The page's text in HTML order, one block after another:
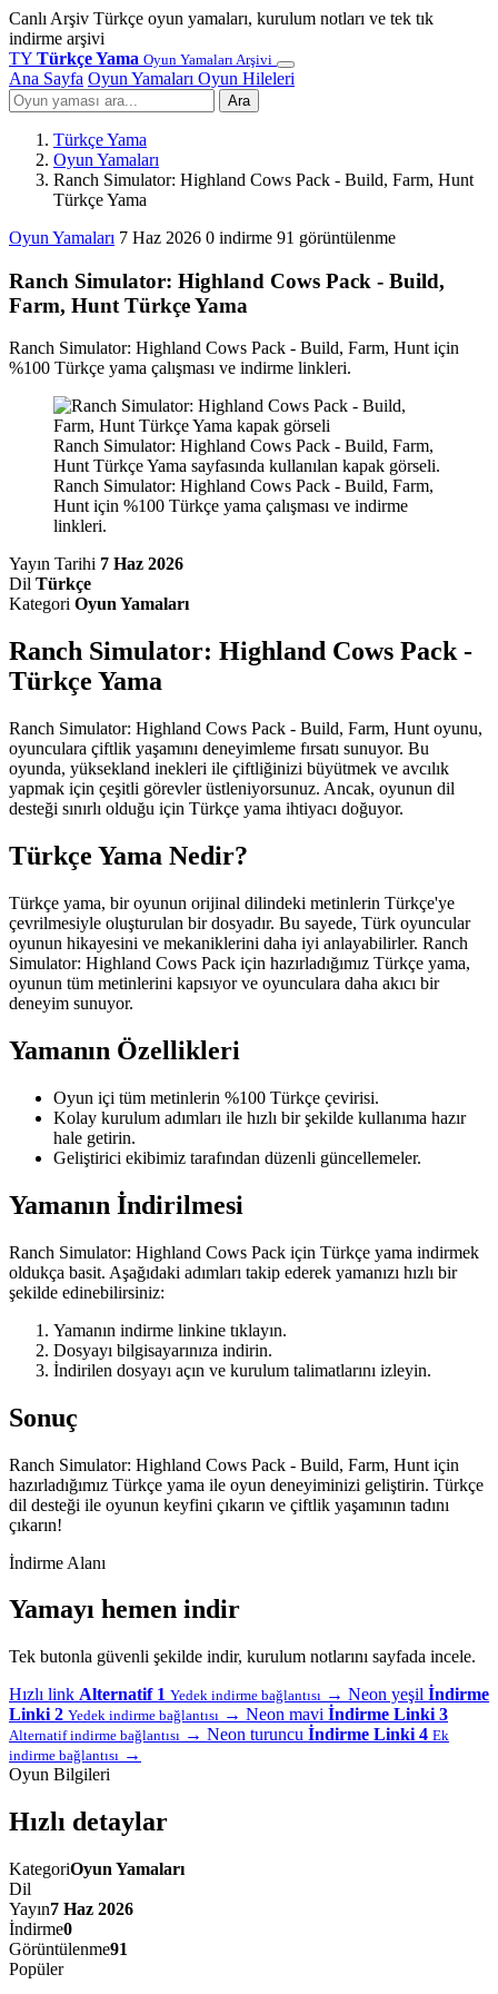
Canlı Arşiv Türkçe oyun yamaları, kurulum notları ve tek tık
indirme arşivi
TY Türkçe Yama Oyun Yamaları Arşivi
Ana Sayfa Oyun Yamaları Oyun Hileleri
Ara
Türkçe Yama
Oyun Yamaları
Ranch Simulator: Highland Cows Pack - Build, Farm, Hunt
Türkçe Yama
Oyun Yamaları 7 Haz 2026 0 indirme 91 görüntülenme
Ranch Simulator: Highland Cows Pack - Build,
Farm, Hunt Türkçe Yama
Ranch Simulator: Highland Cows Pack - Build, Farm, Hunt için
%100 Türkçe yama çalışması ve indirme linkleri.
Ranch Simulator: Highland Cows Pack - Build, Farm,
Hunt Türkçe Yama sayfasında kullanılan kapak görseli.
Ranch Simulator: Highland Cows Pack - Build, Farm,
Hunt için %100 Türkçe yama çalışması ve indirme
linkleri.
Yayın Tarihi 7 Haz 2026
Dil Türkçe
Kategori Oyun Yamaları
Ranch Simulator: Highland Cows Pack -
Türkçe Yama
Ranch Simulator: Highland Cows Pack - Build, Farm, Hunt oyunu,
oyunculara çiftlik yaşamını deneyimleme fırsatı sunuyor. Bu
oyunda, yüksekland inekleri ile çiftliğinizi büyütmek ve avcılık
yapmak için çeşitli görevler üstleniyorsunuz. Ancak, oyunun dil
desteği sınırlı olduğu için Türkçe yama ihtiyacı doğuyor.
Türkçe Yama Nedir?
Türkçe yama, bir oyunun orijinal dilindeki metinlerin Türkçe'ye
çevrilmesiyle oluşturulan bir dosyadır. Bu sayede, Türk oyuncular
oyunun hikayesini ve mekaniklerini daha iyi anlayabilirler. Ranch
Simulator: Highland Cows Pack için hazırladığımız Türkçe yama,
oyunun tüm metinlerini kapsıyor ve oyunculara daha akıcı bir
deneyim sunuyor.
Yamanın Özellikleri
Oyun içi tüm metinlerin %100 Türkçe çevirisi.
Kolay kurulum adımları ile hızlı bir şekilde kullanıma hazır
hale getirin.
Geliştirici ekibimiz tarafından düzenli güncellemeler.
Yamanın İndirilmesi
Ranch Simulator: Highland Cows Pack için Türkçe yama indirmek
oldukça basit. Aşağıdaki adımları takip ederek yamanızı hızlı bir
şekilde edinebilirsiniz:
Yamanın indirme linkine tıklayın.
Dosyayı bilgisayarınıza indirin.
İndirilen dosyayı açın ve kurulum talimatlarını izleyin.
Sonuç
Ranch Simulator: Highland Cows Pack - Build, Farm, Hunt için
hazırladığımız Türkçe yama ile oyun deneyiminizi geliştirin. Türkçe
dil desteği ile oyunun keyfini çıkarın ve çiftlik yaşamının tadını
çıkarın!
İndirme Alanı
Yamayı hemen indir
Tek butonla güvenli şekilde indir, kurulum notlarını sayfada incele.
Hızlı link Alternatif 1 Yedek indirme bağlantısı → Neon yeşil İndirme
Linki 2 Yedek indirme bağlantısı → Neon mavi İndirme Linki 3
Alternatif indirme bağlantısı → Neon turuncu İndirme Linki 4 Ek
indirme bağlantısı →
Oyun Bilgileri
Hızlı detaylar
KategoriOyun Yamaları
Dil
Yayın7 Haz 2026
İndirme0
Görüntülenme91
Popüler